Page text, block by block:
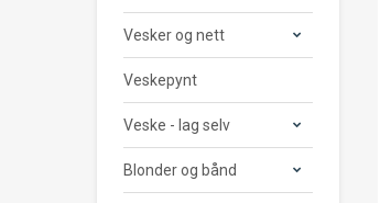
Vesker og nett
Veskepynt
Veske - lag selv
Blonder og bånd